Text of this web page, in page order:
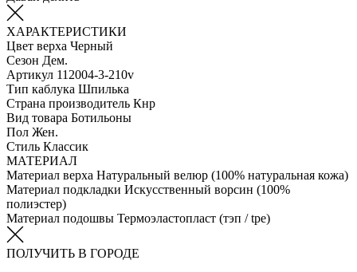
ХАРАКТЕРИСТИКИ
Цвет верха Черный
Сезон Дем.
Артикул 112004-3-210v
Тип каблука Шпилька
Страна производитель Кнр
Вид товара Ботильоны
Пол Жен.
Стиль Классик
МАТЕРИАЛ
Материал верха Натуральный велюр (100% натуральная кожа)
Материал подкладки Искусственный ворсин (100%
полиэстер)
Материал подошвы Термоэластопласт (тэп / tpe)
ПОЛУЧИТЬ В ГОРОДЕ